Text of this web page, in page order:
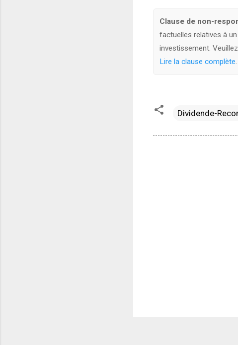
Clause de non-
factuelles relatives à
investissement.
Lire la clause complète.
Dividende-